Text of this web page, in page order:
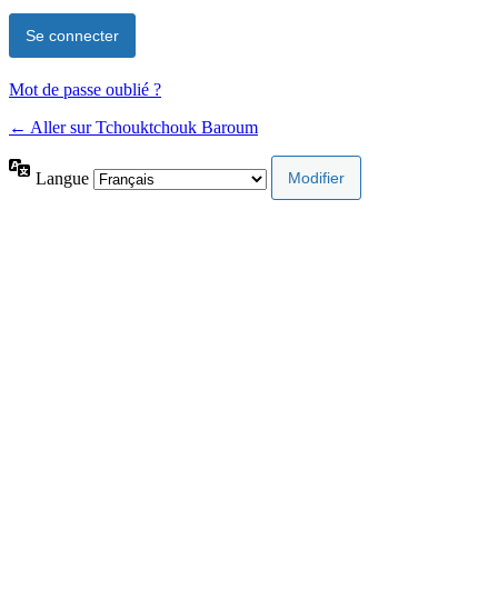
Mot de passe oublié ?
← Aller sur Tchouktchouk Baroum
Langue